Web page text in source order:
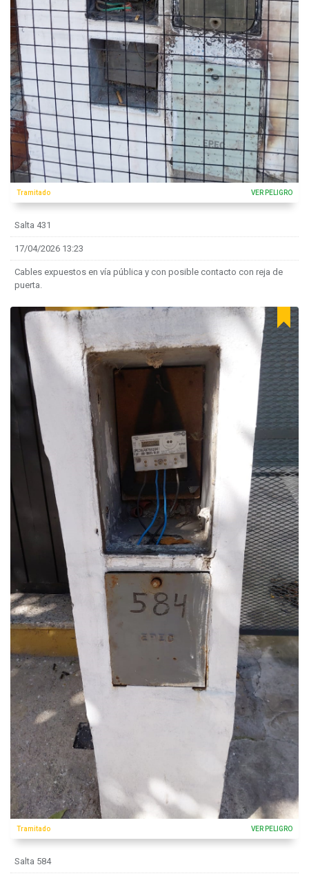
Tramitado VER PELIGRO
Salta 431
17/04/2026 13:23
Cables expuestos en vía pública y con posible contacto con reja de
puerta.
Tramitado VER PELIGRO
Salta 584